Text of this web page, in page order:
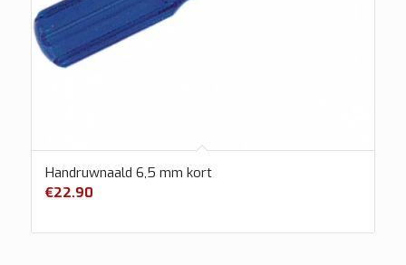
Handruwnaald 6,5 mm kort
€22.90